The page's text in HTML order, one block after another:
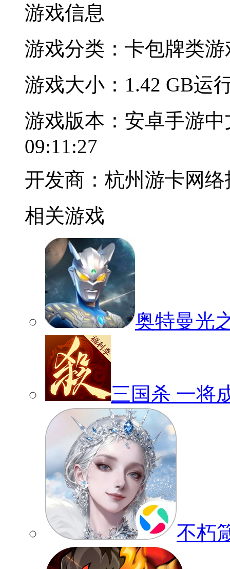
游戏信息
游戏分类：卡包牌类游
游戏大小：1.42 GB运
游戏版本：安卓手游中
09:11:27
开发商：杭州游卡网
相关游戏
奥特曼光
三国杀 一将
不朽